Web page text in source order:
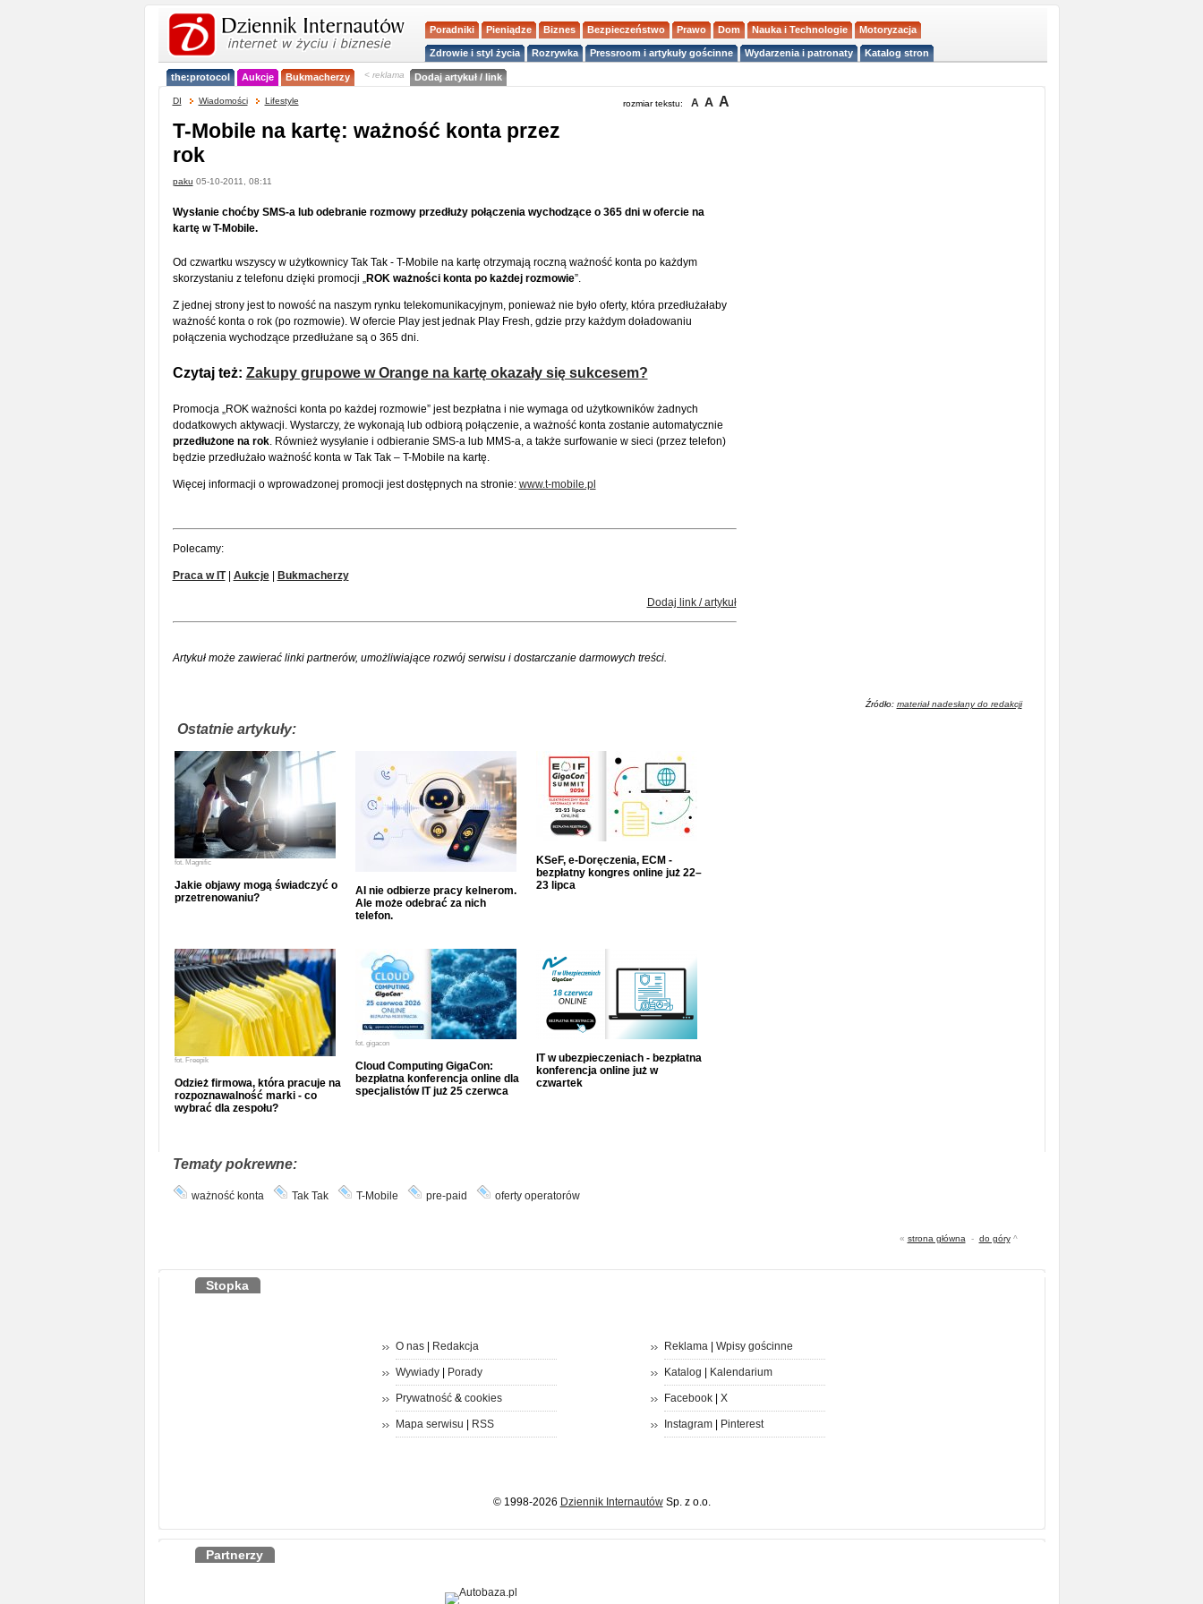
Poradniki Pieniądze Biznes Bezpieczeństwo Prawo Dom Nauka i Technologie Motoryzacja
Zdrowie i styl życia Rozrywka Pressroom i artykuły gościnne Wydarzenia i patronaty Katalog stron
the:protocol Aukcje Bukmacherzy < reklama Dodaj artykuł / link
DI Wiadomości Lifestyle rozmiar tekstu: A A A
T-Mobile na kartę: ważność konta przez
rok
paku 05-10-2011, 08:11
Wysłanie choćby SMS-a lub odebranie rozmowy przedłuży połączenia wychodzące o 365 dni w ofercie na
kartę w T-Mobile.
Od czwartku wszyscy w użytkownicy Tak Tak - T-Mobile na kartę otrzymają roczną ważność konta po każdym
skorzystaniu z telefonu dzięki promocji „ROK ważności konta po każdej rozmowie”.
Z jednej strony jest to nowość na naszym rynku telekomunikacyjnym, ponieważ nie było oferty, która przedłużałaby
ważność konta o rok (po rozmowie). W ofercie Play jest jednak Play Fresh, gdzie przy każdym doładowaniu
połączenia wychodzące przedłużane są o 365 dni.
Czytaj też: Zakupy grupowe w Orange na kartę okazały się sukcesem?
Promocja „ROK ważności konta po każdej rozmowie” jest bezpłatna i nie wymaga od użytkowników żadnych
dodatkowych aktywacji. Wystarczy, że wykonają lub odbiorą połączenie, a ważność konta zostanie automatycznie
przedłużone na rok. Również wysyłanie i odbieranie SMS-a lub MMS-a, a także surfowanie w sieci (przez telefon)
będzie przedłużało ważność konta w Tak Tak – T-Mobile na kartę.
Więcej informacji o wprowadzonej promocji jest dostępnych na stronie: www.t-mobile.pl
Polecamy:
Praca w IT| Aukcje| Bukmacherzy
Dodaj link / artykuł
Artykuł może zawierać linki partnerów, umożliwiające rozwój serwisu i dostarczanie darmowych treści.
Źródło: materiał nadesłany do redakcji
Ostatnie artykuły:
fot. Magnific
Jakie objawy mogą świadczyć o
przetrenowaniu?
AI nie odbierze pracy kelnerom.
Ale może odebrać za nich
telefon.
KSeF, e-Doręczenia, ECM -
bezpłatny kongres online już 22–
23 lipca
fot. Freepik
Odzież firmowa, która pracuje na
rozpoznawalność marki - co
wybrać dla zespołu?
fot. gigacon
Cloud Computing GigaCon:
bezpłatna konferencja online dla
specjalistów IT już 25 czerwca
IT w ubezpieczeniach - bezpłatna
konferencja online już w
czwartek
Tematy pokrewne:
ważność konta Tak Tak T-Mobile pre-paid oferty operatorów
« strona główna - do góry^
Stopka
O nas| Redakcja
Wywiady| Porady
Prywatność& cookies
Mapa serwisu RSS
Reklama| Wpisy gościnne
Katalog Kalendarium
Facebook| X
Instagram| Pinterest
© 1998-2026 Dziennik InternautówSp. z o.o.
Partnerzy